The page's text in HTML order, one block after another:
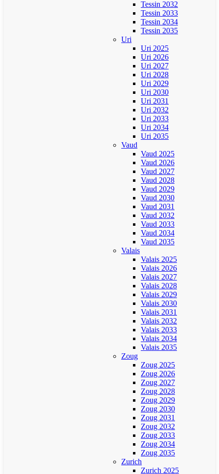
Tessin 2032
Tessin 2033
Tessin 2034
Tessin 2035
Uri
Uri 2025
Uri 2026
Uri 2027
Uri 2028
Uri 2029
Uri 2030
Uri 2031
Uri 2032
Uri 2033
Uri 2034
Uri 2035
Vaud
Vaud 2025
Vaud 2026
Vaud 2027
Vaud 2028
Vaud 2029
Vaud 2030
Vaud 2031
Vaud 2032
Vaud 2033
Vaud 2034
Vaud 2035
Valais
Valais 2025
Valais 2026
Valais 2027
Valais 2028
Valais 2029
Valais 2030
Valais 2031
Valais 2032
Valais 2033
Valais 2034
Valais 2035
Zoug
Zoug 2025
Zoug 2026
Zoug 2027
Zoug 2028
Zoug 2029
Zoug 2030
Zoug 2031
Zoug 2032
Zoug 2033
Zoug 2034
Zoug 2035
Zurich
Zurich 2025